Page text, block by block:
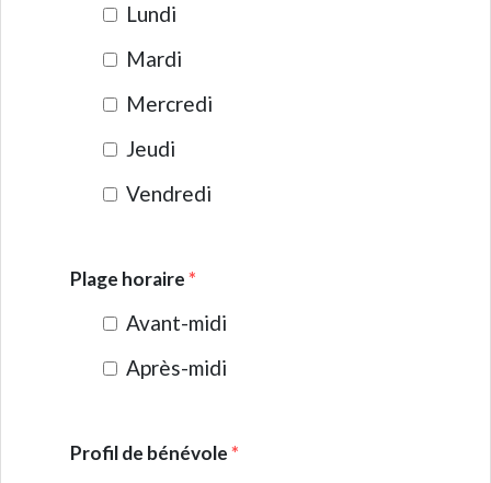
Lundi
Mardi
Mercredi
Jeudi
Vendredi
Plage horaire*
Avant-midi
Après-midi
Profil de bénévole*